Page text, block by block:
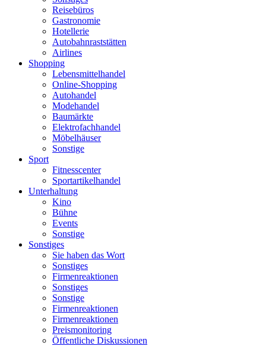
Reisebüros
Gastronomie
Hotellerie
Autobahnraststätten
Airlines
Shopping
Lebensmittelhandel
Online-Shopping
Autohandel
Modehandel
Baumärkte
Elektrofachhandel
Möbelhäuser
Sonstige
Sport
Fitnesscenter
Sportartikelhandel
Unterhaltung
Kino
Bühne
Events
Sonstige
Sonstiges
Sie haben das Wort
Sonstiges
Firmenreaktionen
Sonstiges
Sonstige
Firmenreaktionen
Firmenreaktionen
Preismonitoring
Öffentliche Diskussionen